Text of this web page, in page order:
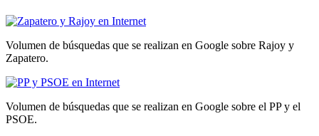
Volumen de búsquedas que se realizan en Google sobre Rajoy y
Zapatero.
Volumen de búsquedas que se realizan en Google sobre el PP y el
PSOE.